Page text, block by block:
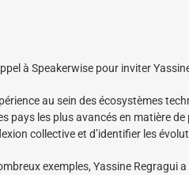
à Speakerwise pour inviter
au sein des écosystèmes
pays les plus avancés en matière
collective et d’identifier les
exemples, Yassine Regragui